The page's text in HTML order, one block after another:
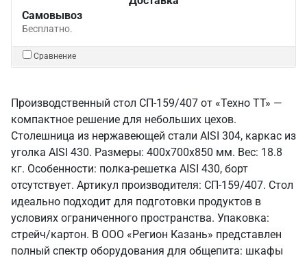
Самовывоз
Бесплатно.
Сравнение
Производственный стол СП-159/407 от «Техно ТТ» —
компактное решение для небольших цехов.
Столешница из нержавеющей стали AISI 304, каркас из
уголка AISI 430. Размеры: 400x700x850 мм. Вес: 18.8
кг. Особенности: полка-решетка AISI 430, борт
отсутствует. Артикул производителя: СП-159/407. Стол
идеально подходит для подготовки продуктов в
условиях ограниченного пространства. Упаковка:
стрейч/картон. В ООО «Регион Казань» представлен
полный спектр оборудования для общепита: шкафы